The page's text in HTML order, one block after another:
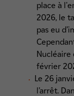
place à
2026, le
pas eu
Nucléaire
février
Le 26
l’arrêt.